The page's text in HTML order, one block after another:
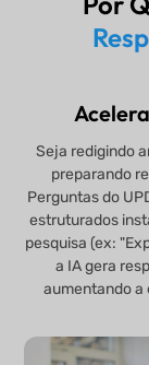
Seja redigindo
preparando
Perguntas do
estruturados
pesquisa (ex:
a IA gera
aumentando a